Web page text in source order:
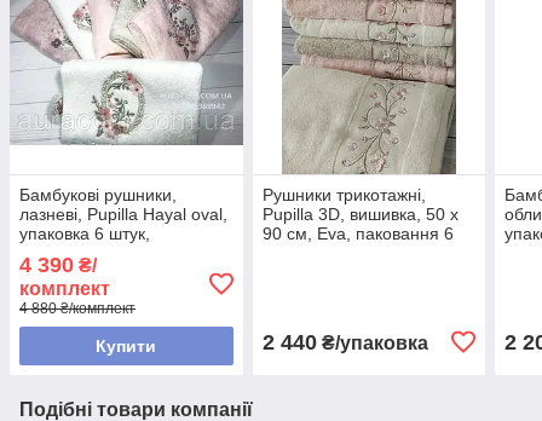
Бамбукові рушники,
лазневі, Pupilla Hayal oval,
упаковка 6 штук,
4 390 ₴/
комплект
4 880 ₴/комплект
Купити
Рушники трикотажні,
Pupilla 3D, вишивка, 50 х
90 см, Eva, паковання 6
2 440₴/упаковка 2
Подібні товари компанії